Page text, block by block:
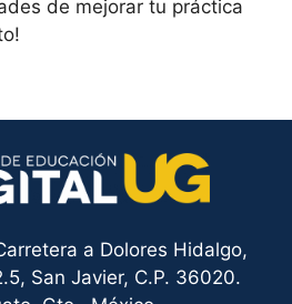
de mejorar tu práctica
a Dolores Hidalgo,
San Javier, C.P. 36020.